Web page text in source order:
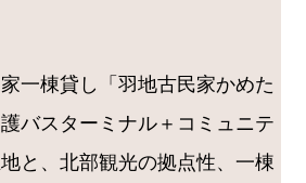
一棟貸し「羽地古民家かめた
バスターミナル＋コミュニテ
と、北部観光の拠点性、一棟